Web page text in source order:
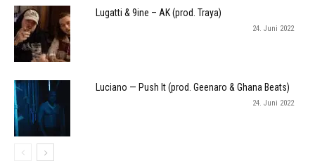
Lugatti & 9ine – AK (prod. Traya)
24. Juni 2022
Luciano — Push It (prod. Geenaro & Ghana Beats)
24. Juni 2022